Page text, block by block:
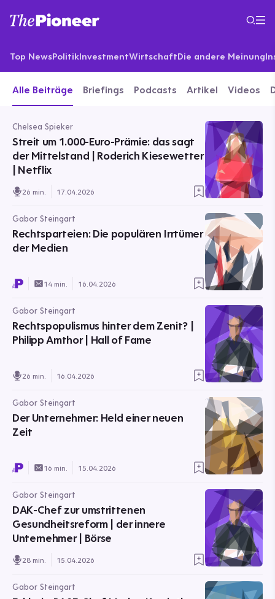
Top NewsPolitikInvestmentWirtschaftDie andere Meinung
Alle Beiträge Briefings Podcasts Artikel Videos
Chelsea Spieker
Streit um 1.000-Euro-Prämie: das sagt
der Mittelstand | Roderich Kiesewetter
| Netflix
26 min. 17.04.2026
Gabor Steingart
Rechtsparteien: Die populären Irrtümer
der Medien
14 min. 16.04.2026
Gabor Steingart
Rechtspopulismus hinter dem Zenit? |
Philipp Amthor | Hall of Fame
26 min. 16.04.2026
Gabor Steingart
Der Unternehmer: Held einer neuen
Zeit
16 min. 15.04.2026
Gabor Steingart
DAK-Chef zur umstrittenen
Gesundheitsreform | der innere
Unternehmer | Börse
28 min. 15.04.2026
Gabor Steingart